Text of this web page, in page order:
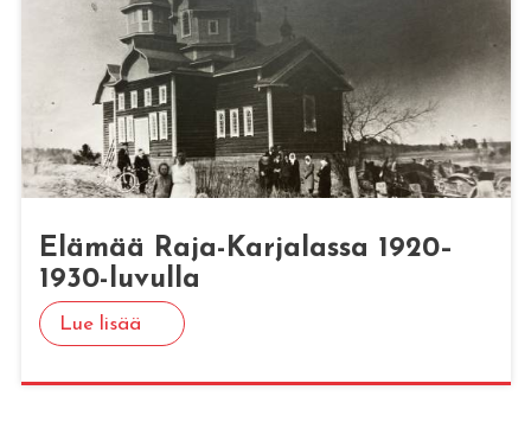
Elä­mää Raja-Kar­ja­las­sa 1920–
1930-lu­vul­la
Lue lisää